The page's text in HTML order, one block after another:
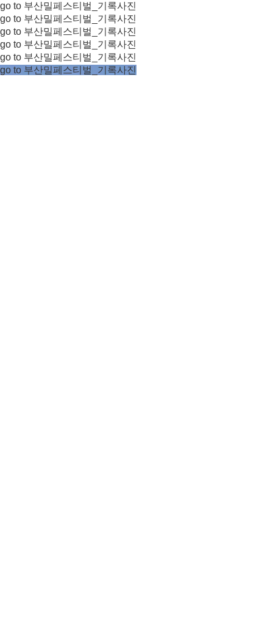
go to 부산밀페스티벌_기록사진
go to 부산밀페스티벌_기록사진
go to 부산밀페스티벌_기록사진
go to 부산밀페스티벌_기록사진
go to 부산밀페스티벌_기록사진
go to 부산밀페스티벌_기록사진